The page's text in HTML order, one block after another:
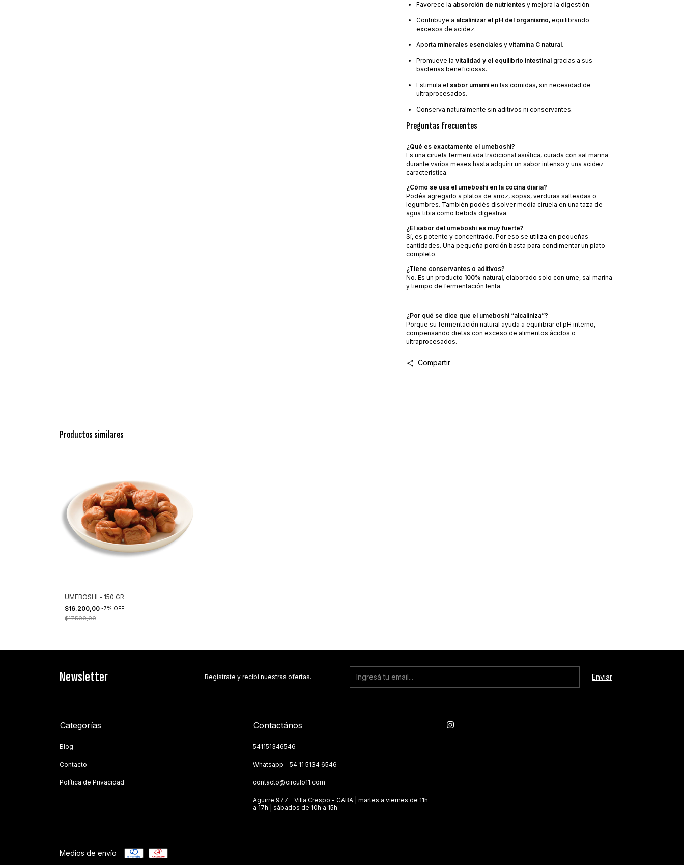
Favorece la absorción de nutrientes y mejora la digestión.
Contribuye a alcalinizar el pH del organismo, equilibrando
excesos de acidez.
Aporta minerales esenciales y vitamina C natural.
Promueve la vitalidad y el equilibrio intestinal gracias a sus
bacterias beneficiosas.
Estimula el sabor umami en las comidas, sin necesidad de
ultraprocesados.
Conserva naturalmente sin aditivos ni conservantes.
Preguntas frecuentes
¿Qué es exactamente el umeboshi?
Es una ciruela fermentada tradicional asiática, curada con sal marina
durante varios meses hasta adquirir un sabor intenso y una acidez
característica.
¿Cómo se usa el umeboshi en la cocina diaria?
Podés agregarlo a platos de arroz, sopas, verduras salteadas o
legumbres. También podés disolver media ciruela en una taza de
agua tibia como bebida digestiva.
¿El sabor del umeboshi es muy fuerte?
Sí, es potente y concentrado. Por eso se utiliza en pequeñas
cantidades. Una pequeña porción basta para condimentar un plato
completo.
¿Tiene conservantes o aditivos?
No. Es un producto 100% natural, elaborado solo con ume, sal marina
y tiempo de fermentación lenta.
¿Por qué se dice que el umeboshi “alcaliniza”?
Porque su fermentación natural ayuda a equilibrar el pH interno,
compensando dietas con exceso de alimentos ácidos o
ultraprocesados.
Compartir
Productos similares
UMEBOSHI - 150 GR
$16.200,00 -7% OFF
$17.500,00
Newsletter Registrate y recibí nuestras ofertas.
Categorías
Blog
Contacto
Política de Privacidad
Contactános
541151346546
Whatsapp - 54 11 5134 6546
contacto@circulo11.com
Aguirre 977 - Villa Crespo - CABA | martes a viernes de 11h
a 17h | sábados de 10h a 15h
Medios de envío